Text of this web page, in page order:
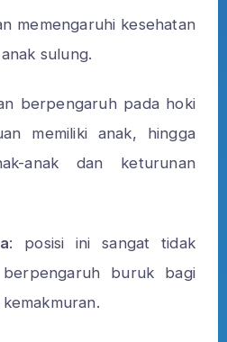
memengaruhi kesehatan
sulung.
berpengaruh pada hoki
memiliki anak, hingga
anak dan keturunan
: posisi ini sangat tidak
buruk bagi